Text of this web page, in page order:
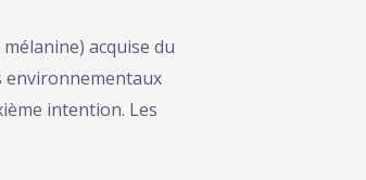
acquise du
environnementaux
intention. Les